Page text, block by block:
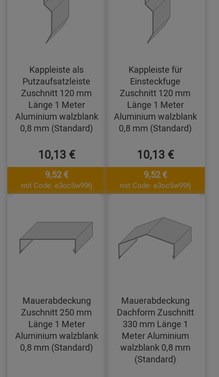
Kappleiste als
Putzaufsatzleiste
Zuschnitt 120 mm
Länge 1 Meter
Aluminium walzblank
0,8 mm (Standard)
10,13 €
9,52 €
mit Code: e3oc5w99fj
Kappleiste für
Einsteckfuge
Zuschnitt 120 mm
Länge 1 Meter
Aluminium walzblank
0,8 mm (Standard)
10,13 €
9,52 €
mit Code: e3oc5w99fj
Mauerabdeckung
Zuschnitt 250 mm
Länge 1 Meter
Aluminium walzblank
0,8 mm (Standard)
Mauerabdeckung
Dachform Zuschnitt
330 mm Länge 1
Meter Aluminium
walzblank 0,8 mm
(Standard)